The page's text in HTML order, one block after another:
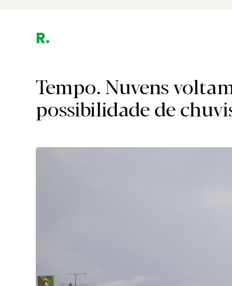
Re
Tempo. Nuvens
possibilidade de